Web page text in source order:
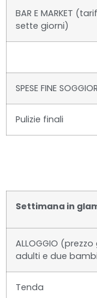
BAR E MARKET
sette giorni)
SPESE FINE
Pulizie finali
Settimana in
ALLOGGIO
adulti e due
Tenda